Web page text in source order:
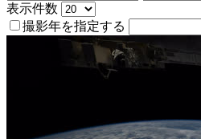
表示件数
撮影年を指定する